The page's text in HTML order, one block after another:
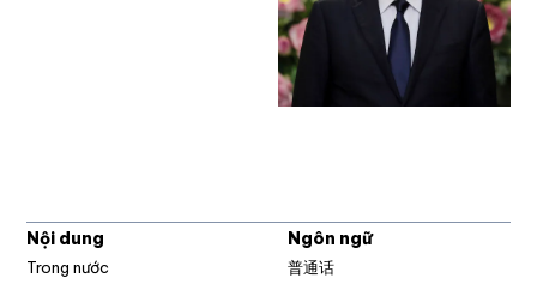
Nội dung
Trong nước
Ngôn ngữ
普通话